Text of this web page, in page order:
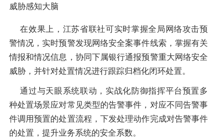
在效果上，江苏省联社可实时掌握全局网络攻击预
警情况，实时预警发现网络安全案事件线索，掌握有关
情报和情况信息，协同下属银行通报预警重大网络安全
威胁，并针对处置情况进行跟踪归档化闭环处置。
通过与天眼系统联动，实战化防御指挥平台预置多
种处置场景应对常见类型的告警事件，对应不同告警事
件调用预置的处置流程，下发处理动作完成对告警事件
的处置，提升业务系统的安全系数。